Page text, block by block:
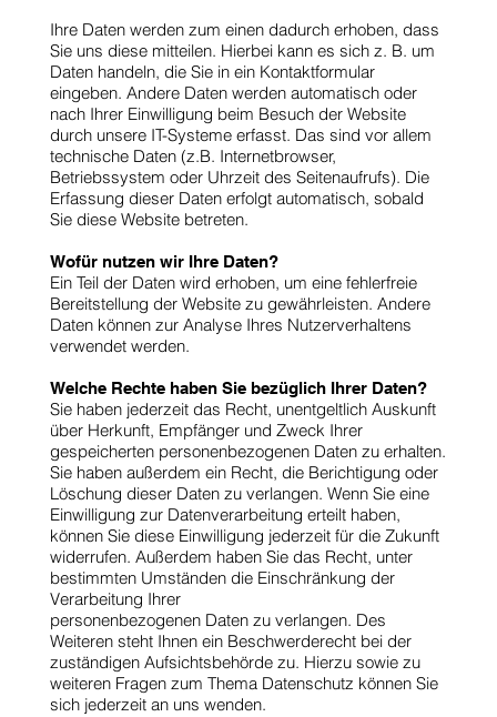
Ihre Daten werden zum einen dadurch erhoben, dass
Sie uns diese mitteilen. Hierbei kann es sich z. B. um
Daten handeln, die Sie in ein Kontaktformular
eingeben. Andere Daten werden automatisch oder
nach Ihrer Einwilligung beim Besuch der Website
durch unsere IT-Systeme erfasst. Das sind vor allem
technische Daten (z.B. Internetbrowser,
Betriebssystem oder Uhrzeit des Seitenaufrufs). Die
Erfassung dieser Daten erfolgt automatisch, sobald
Sie diese Website betreten.
Wofür nutzen wir Ihre Daten?
Ein Teil der Daten wird erhoben, um eine fehlerfreie
Bereitstellung der Website zu gewährleisten. Andere
Daten können zur Analyse Ihres Nutzerverhaltens
verwendet werden.
Welche Rechte haben Sie bezüglich Ihrer Daten?
Sie haben jederzeit das Recht, unentgeltlich Auskunft
über Herkunft, Empfänger und Zweck Ihrer
gespeicherten personenbezogenen Daten zu erhalten.
Sie haben außerdem ein Recht, die Berichtigung oder
Löschung dieser Daten zu verlangen. Wenn Sie eine
Einwilligung zur Datenverarbeitung erteilt haben,
können Sie diese Einwilligung jederzeit für die Zukunft
widerrufen. Außerdem haben Sie das Recht, unter
bestimmten Umständen die Einschränkung der
Verarbeitung Ihrer
personenbezogenen Daten zu verlangen. Des
Weiteren steht Ihnen ein Beschwerderecht bei der
zuständigen Aufsichtsbehörde zu. Hierzu sowie zu
weiteren Fragen zum Thema Datenschutz können Sie
sich jederzeit an uns wenden.